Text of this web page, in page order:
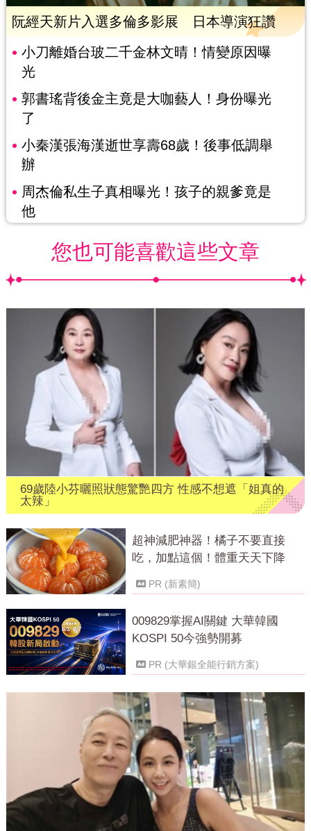
阮經天新片入選多倫多影展 日本導演狂讚
小刀離婚台玻二千金林文晴！情變原因曝
光
郭書瑤背後金主竟是大咖藝人！身份曝光
了
小秦漢張海漢逝世享壽68歲！後事低調舉
辦
周杰倫私生子真相曝光！孩子的親爹竟是
他
您也可能喜歡這些文章
69歲陸小芬曬照狀態驚艷四方 性感不想遮「姐真的
太辣」
超神減肥神器！橘子不要直接
吃，加點這個！體重天天下降
PR (新素簡)
009829掌握AI關鍵 大華韓國
KOSPI 50今強勢開募
PR (大華銀全能行銷方案)